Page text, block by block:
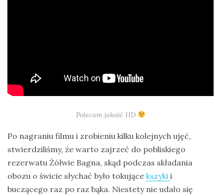
Polecam jakość HD
Po nagraniu filmu i zrobieniu kilku kolejnych ujęć,
stwierdziliśmy, że warto zajrzeć do pobliskiego
rezerwatu Żółwie Bagna, skąd podczas składania
obozu o świcie słychać było tokujące kszyki i
buczącego raz po raz bąka. Niestety nie udało się